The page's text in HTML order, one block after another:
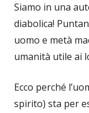
Siamo in una
diabolica!
uomo e metà
umanità utile ai
Ecco perché
spirito) sta per